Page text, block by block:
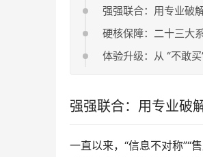
强强联合：用专业破
硬核保障：二十三大
体验升级：从 “不敢
强强联合：用专业破
一直以来，“信息不对称”“